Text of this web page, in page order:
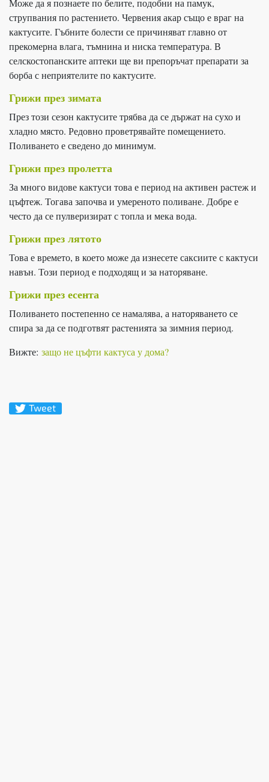
Може да я познаете по белите, подобни на памук,
струпвания по растението. Червения акар също е враг на
кактусите. Гъбните болести се причиняват главно от
прекомерна влага, тъмнина и ниска температура. В
селскостопанските аптеки ще ви препоръчат препарати за
борба с неприятелите по кактусите.
Грижи през зимата
През този сезон кактусите трябва да се държат на сухо и
хладно място. Редовно проветрявайте помещението.
Поливането е сведено до минимум.
Грижи през пролетта
За много видове кактуси това е период на активен растеж и
цъфтеж. Тогава започва и умереното поливане. Добре е
често да се пулверизират с топла и мека вода.
Грижи през лятото
Това е времето, в което може да изнесете саксиите с кактуси
навън. Този период е подходящ и за наторяване.
Грижи през есента
Поливането постепенно се намалява, а наторяването се
спира за да се подготвят растенията за зимния период.
Вижте: защо не цъфти кактуса у дома?
Tweet